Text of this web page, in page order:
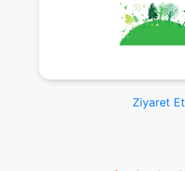
Ziyaret Et